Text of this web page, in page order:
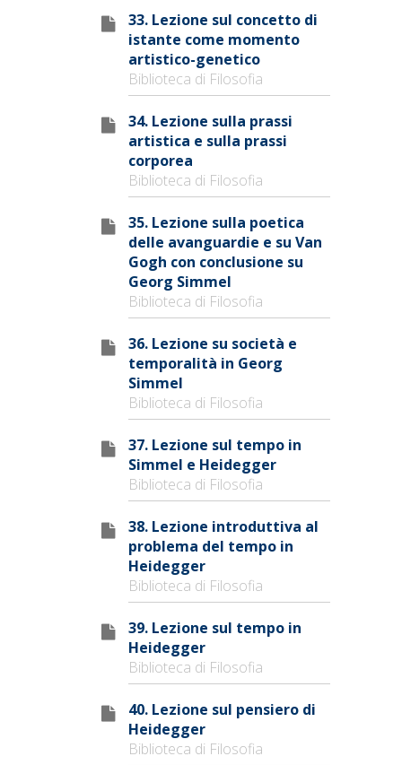
33. Lezione sul concetto di
istante come momento
artistico-genetico
Biblioteca di Filosofia
34. Lezione sulla prassi
artistica e sulla prassi
corporea
Biblioteca di Filosofia
35. Lezione sulla poetica
delle avanguardie e su Van
Gogh con conclusione su
Georg Simmel
Biblioteca di Filosofia
36. Lezione su società e
temporalità in Georg
Simmel
Biblioteca di Filosofia
37. Lezione sul tempo in
Simmel e Heidegger
Biblioteca di Filosofia
38. Lezione introduttiva al
problema del tempo in
Heidegger
Biblioteca di Filosofia
39. Lezione sul tempo in
Heidegger
Biblioteca di Filosofia
40. Lezione sul pensiero di
Heidegger
Biblioteca di Filosofia